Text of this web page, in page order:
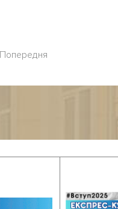
Попередня